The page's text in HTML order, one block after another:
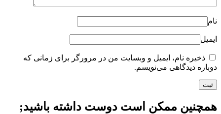
نام
ایمیل
ذخیره نام، ایمیل و وبسایت من در مرورگر برای زمانی که
دوباره دیدگاهی می‌نویسم.
همچنین ممکن است دوست داشته باشید;